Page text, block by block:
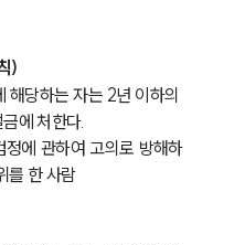
)
당하는 자는 2년 이하의
에 처한다.
에 관하여 고의로 방해하
를 한 사람